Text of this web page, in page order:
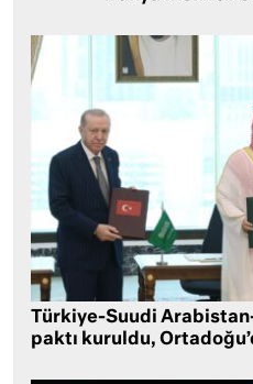
Türkiye-Suudi
paktı kuruldu,